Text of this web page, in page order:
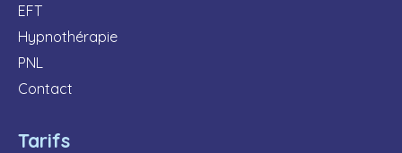
EFT
Hypnothérapie
PNL
Contact
Tarifs